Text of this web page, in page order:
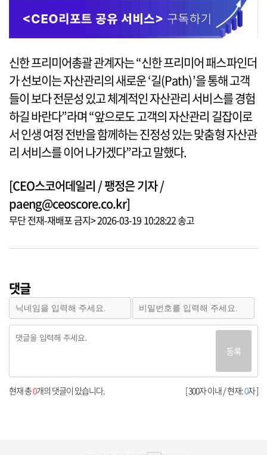
신한 프리미어총괄 관계자는 “신한 프리미어 패스파인더
가 선보이는 자산관리의 새로운 ‘길(Path)’을 통해 고객
들이 보다 전문성 있고 체계적인 자산관리 서비스를 경험
하길 바란다”라며 “앞으로도 고객의 자산관리 길잡이로
서 인생 여정 전반을 함께하는 진정성 있는 맞춤형 자산관
리 서비스를 이어 나가겠다”라고 말했다.
[CEO스코어데일리 / 팽정은 기자 /
paeng@ceoscore.co.kr]
무단 전재-재배포 금지> 2026-03-19 10:28:22 송고
댓글
등록
[ 300자 이내 / 현재:0자 ]
현재 총0개의 댓글이 있습니다.